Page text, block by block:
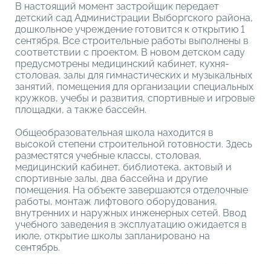
В настоящий момент застройщик передает
детский сад Администрации Выборгского района,
дошкольное учреждение готовится к открытию 1
сентября. Все строительные работы выполнены в
соответствии с проектом. В новом детском саду
предусмотрены медицинский кабинет, кухня-
столовая, залы для гимнастических и музыкальных
занятий, помещения для организации специальных
кружков, учебы и развития, спортивные и игровые
площадки, а также бассейн.
Общеобразовательная школа находится в
высокой степени строительной готовности. Здесь
разместятся учебные классы, столовая,
медицинский кабинет, библиотека, актовый и
спортивные залы, два бассейна и другие
помещения. На объекте завершаются отделочные
работы, монтаж лифтового оборудования,
внутренних и наружных инженерных сетей. Ввод
учебного заведения в эксплуатацию ожидается в
июле, открытие школы запланировано на
сентябрь.